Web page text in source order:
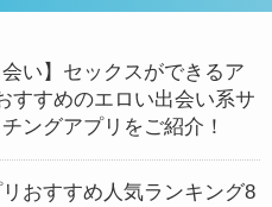
会い】セックスができるア
すすめのエロい出会い系サ
ングアプリをご紹介！
おすすめ人気ランキング8